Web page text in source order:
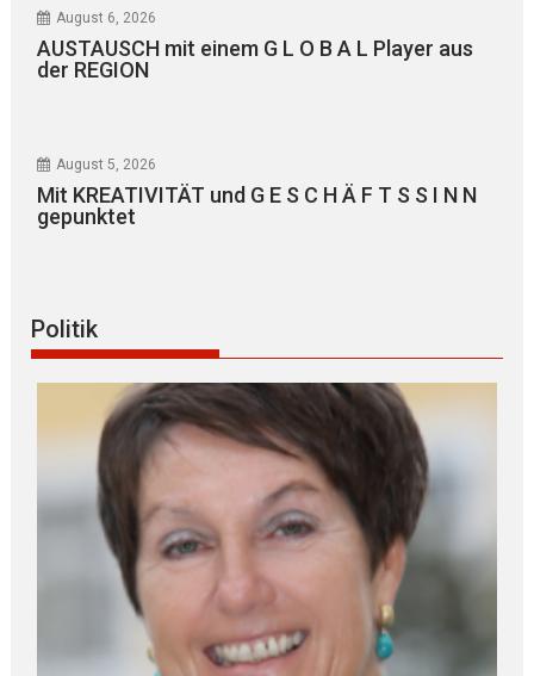
August 6, 2026
AUSTAUSCH mit einem G L O B A L Player aus
der REGION
August 5, 2026
Mit KREATIVITÄT und G E S C H Ä F T S S I N N
gepunktet
Politik